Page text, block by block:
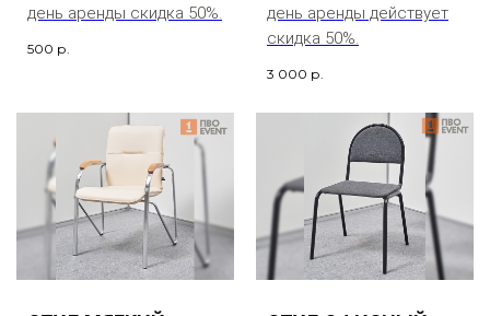
день аренды скидка 50%.
500 р.
день аренды действует
скидка 50%.
3 000 р.